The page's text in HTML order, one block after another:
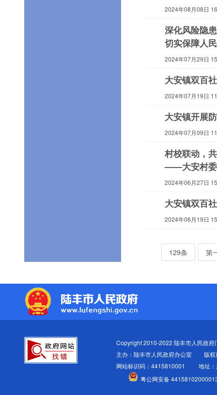
2024年08月08日
深化风险隐
切实保障人
2024年07月29日
大安镇双百
2024年07月19日
大安镇开展
2024年07月09日
村校联动，
——大安村委
2024年06月27日
大安镇双百
2024年06月19日
129条 第
Copyright 2010-2022 陆丰市人民政
主办：陆丰市人民政府办公室
版
网站标识码：4415810001
地址
粤公网安备